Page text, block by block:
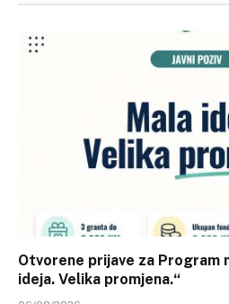
Otvorene prijave za Program
ideja. Velika promjena.“